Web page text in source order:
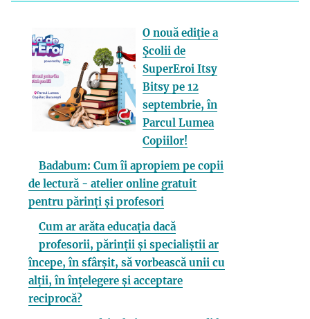
O nouă ediție a
Școlii de
SuperEroi Itsy
Bitsy pe 12
septembrie, în
Parcul Lumea
Copiilor!
Badabum: Cum îi apropiem pe copii
de lectură - atelier online gratuit
pentru părinți și profesori
Cum ar arăta educația dacă
profesorii, părinții și specialiștii ar
începe, în sfârșit, să vorbească unii cu
alții, în înțelegere și acceptare
reciprocă?